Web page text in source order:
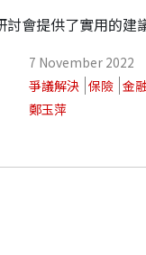
會提供了實用的建
7 November 2022
爭議解決 保險 金
鄭玉萍